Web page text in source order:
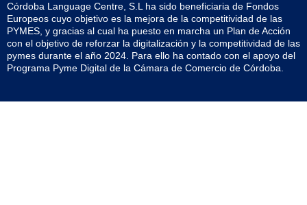
Córdoba Language Centre, S.L ha sido beneficiaria de Fondos
Europeos cuyo objetivo es la mejora de la competitividad de las
PYMES, y gracias al cual ha puesto en marcha un Plan de Acción
con el objetivo de reforzar la digitalización y la competitividad de las
pymes durante el año 2024. Para ello ha contado con el apoyo del
Programa Pyme Digital de la Cámara de Comercio de Córdoba.